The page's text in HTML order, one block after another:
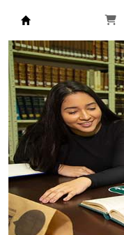
Biblioteca